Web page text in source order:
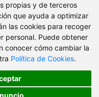
propias y de terceros
que ayuda a optimizar
las cookies para recoger
personal. Puede obtener
conocer cómo cambiar la
Política de Cookies.
-Política de
-ClickViviendas
de cookies